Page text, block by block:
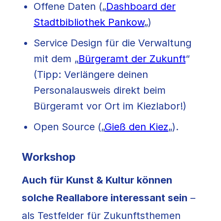
Offene Daten („Dashboard der
Stadtbibliothek Pankow„)
Service Design für die Verwaltung
mit dem „Bürgeramt der Zukunft“
(Tipp: Verlängere deinen
Personalausweis direkt beim
Bürgeramt vor Ort im Kiezlabor!)
Open Source („Gieß den Kiez„).
Workshop
Auch für Kunst & Kultur können
solche Reallabore interessant sein –
als Testfelder für Zukunftsthemen